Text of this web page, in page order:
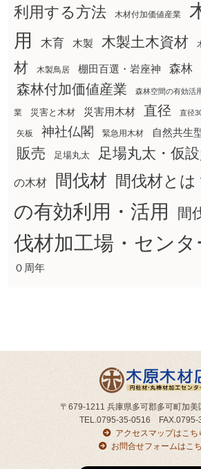
利用する方法
木材付加価値産業
用
木育 木製 木製土木資材
材
木製鳥居 棚田百選・岩座神 森林
森林付加価値産業 森林空間の有効活
業 災害と木材 災害用木材 直径 直径
矢板 神社仏閣 緊急用木材 自然共生
販売 足場丸太 足場丸太・仮
の木材 間伐材 間伐材とは
の有効利用・活用
間
伐材加工場・センタ
０周年
〒679-1211 兵庫県多可郡多可町加美
TEL.0795-35-0516 FAX.0795-
アクセスマップはこち
お問合せフォームはこ